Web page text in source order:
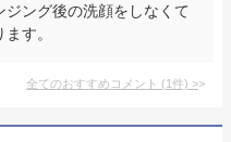
ング後の洗顔をしなくて
す。
全てのおすすめコメント (1件) >